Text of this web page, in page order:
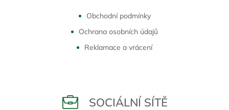
Obchodní podmínky
Ochrana osobních údajů
Reklamace a vrácení
SOCIÁLNÍ SÍTĚ